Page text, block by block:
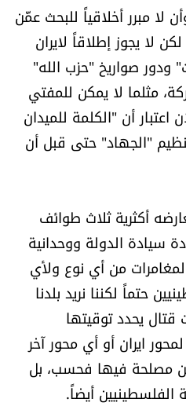
لا مبرر أخلاقياً للبحث عمَّن
لا يجوز إطلاقاً لايران
صواريخ "حزب الله"
مثلما لا يمكن للمفتي
اعتبار أن "الكلمة للميدان
"الجهاد" حتى قبل أن
أكثرية ثلاث طوائف
سيادة الدولة ووحدانية
من أي نوع ولأي
حتماً لكننا نريد بلدنا
يحدد توقيتها
ايران أو أي محور آخر
مصلحة فيها فحسب، بل
أيضاً.